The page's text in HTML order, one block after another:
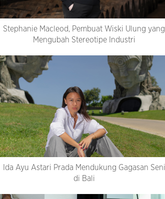
Stephanie Macleod, Pembuat Wiski Ulung yang
Mengubah Stereotipe Industri
Ida Ayu Astari Prada Mendukung Gagasan Seni
di Bali